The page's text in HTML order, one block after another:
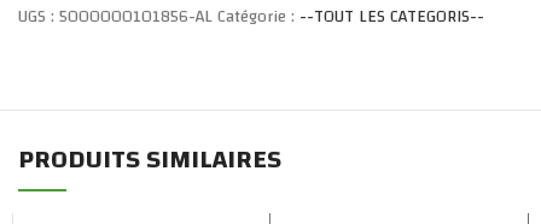
UGS :5000000101856-ALCatégorie : --TOUT LES CATEGORIS--
PRODUITS SIMILAIRES